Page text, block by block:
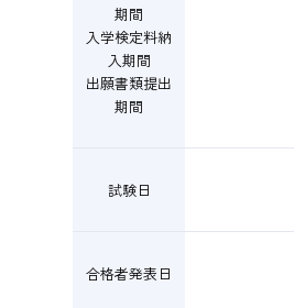
期間
入学検定料納
入期間
出願書類提出
期間
試験日
合格者発表日